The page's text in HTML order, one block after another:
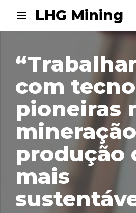
LHG Mining
com
pioneiras
produção
mais